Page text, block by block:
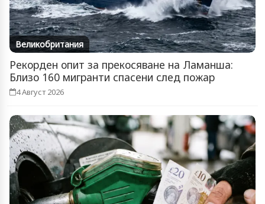
Великобритания
Рекорден опит за прекосяване на Ламанша:
Близо 160 мигранти спасени след пожар
4 Август 2026